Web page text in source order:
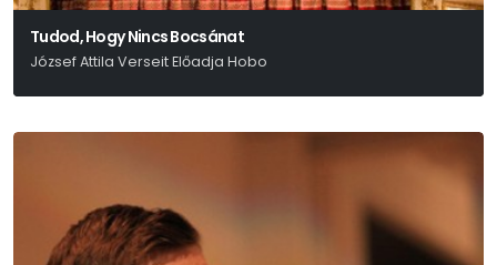
Tudod, Hogy Nincs Bocsánat
József Attila Verseit Előadja Hobo